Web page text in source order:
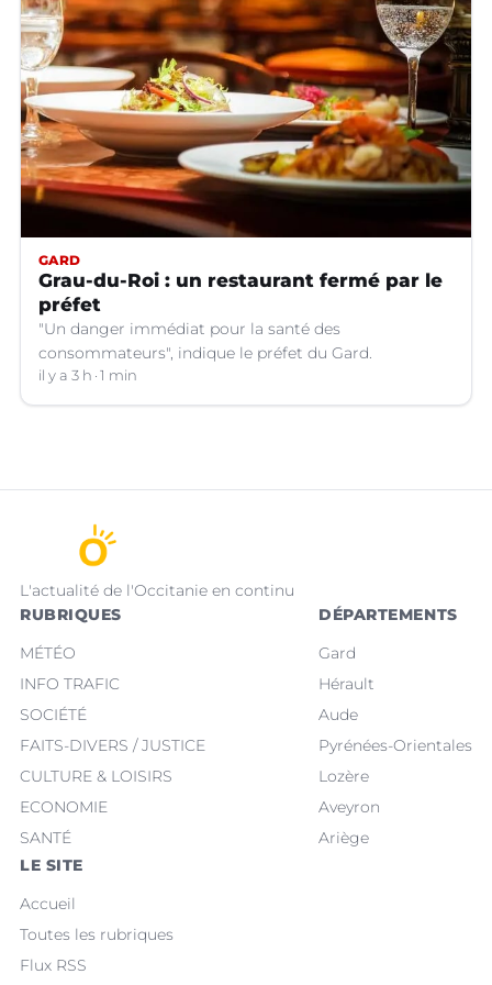
GARD
Grau-du-Roi : un restaurant fermé par le
préfet
"Un danger immédiat pour la santé des
consommateurs", indique le préfet du Gard.
il y a 3 h 1 min
L'actualité de l'Occitanie en continu
RUBRIQUES
MÉTÉO
INFO TRAFIC
SOCIÉTÉ
FAITS-DIVERS / JUSTICE
CULTURE & LOISIRS
ECONOMIE
SANTÉ
DÉPARTEMENTS
Gard
Hérault
Aude
Pyrénées-Orientales
Lozère
Aveyron
Ariège
LE SITE
Accueil
Toutes les rubriques
Flux RSS